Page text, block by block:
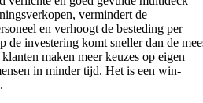
, vermindert de
en verhoogt de besteding per
de investering komt snellerdan de
klanten maken meer keuzes op eigen
in mindertijd. Het is een win-
.